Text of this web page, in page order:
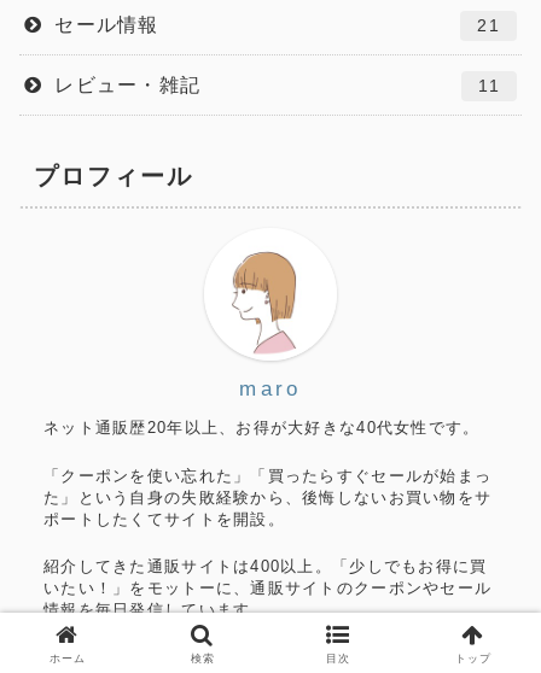
セール情報 21
レビュー・雑記 11
プロフィール
maro
ネット通販歴20年以上、お得が大好きな40代女性です。
「クーポンを使い忘れた」「買ったらすぐセールが始まっ
た」という自身の失敗経験から、後悔しないお買い物をサ
ポートしたくてサイトを開設。
紹介してきた通販サイトは400以上。「少しでもお得に買
いたい！」をモットーに、通販サイトのクーポンやセール
情報を毎日発信しています。
運営者情報はこちら
ホーム 検索 目次 トップ